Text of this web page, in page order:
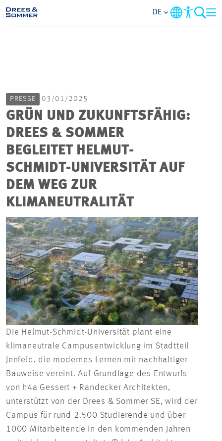
IM FOKUS
KARRIERE
PROJEKTE
KONTAKT
DE
PRESSE 03/01/2025
GRÜN UND ZUKUNFTSFÄHIG:
DREES & SOMMER
BEGLEITET HELMUT-
SCHMIDT-UNIVERSITÄT AUF
DEM WEG ZUR
KLIMANEUTRALITÄT
Die Helmut-Schmidt-Universität plant eine
klimaneutrale Campusentwicklung im Stadtteil
Jenfeld, die modernes Lernen mit nachhaltiger
Bauweise vereint. Auf Grundlage des Entwurfs
von h4a Gessert + Randecker Architekten,
unterstützt von der Drees & Sommer SE, wird der
Campus für rund 2.500 Studierende und über
1000 Mitarbeitende in den kommenden Jahren